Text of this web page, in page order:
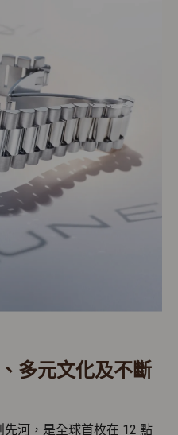
多元文化及不斷
河，是全球首枚在 12 點